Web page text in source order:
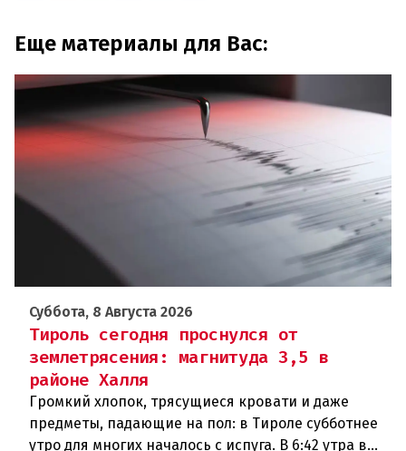
Еще материалы для Вас:
Суббота, 8 Августа 2026
Тироль сегодня проснулся от
землетрясения: магнитуда 3,5 в
районе Халля
Громкий хлопок, трясущиеся кровати и даже
предметы, падающие на пол: в Тироле субботнее
утро для многих началось с испуга. В 6:42 утра в